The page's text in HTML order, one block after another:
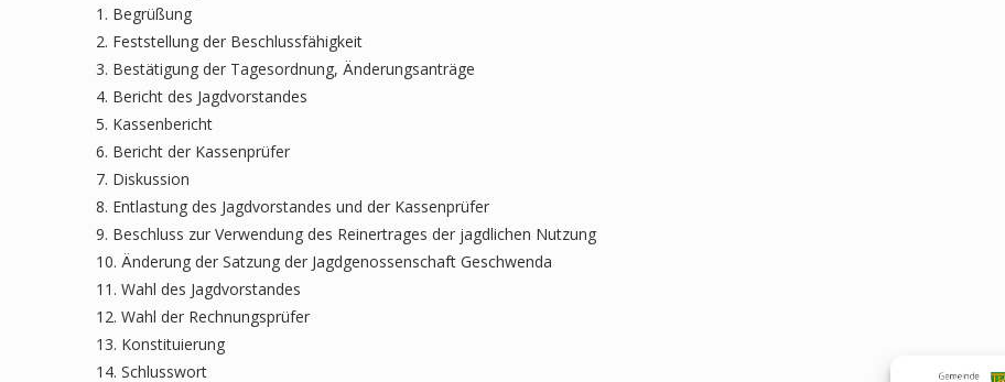
1. Begrüßung
2. Feststellung der Beschlussfähigkeit
3. Bestätigung der Tagesordnung, Änderungsanträge
4. Bericht des Jagdvorstandes
5. Kassenbericht
6. Bericht der Kassenprüfer
7. Diskussion
8. Entlastung des Jagdvorstandes und der Kassenprüfer
9. Beschluss zur Verwendung des Reinertrages der jagdlichen Nutzung
10. Änderung der Satzung der Jagdgenossenschaft Geschwenda
11. Wahl des Jagdvorstandes
12. Wahl der Rechnungsprüfer
13. Konstituierung
14. Schlusswort